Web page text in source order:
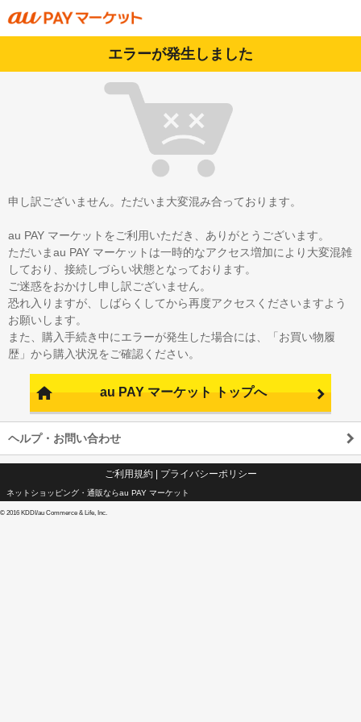
エラーが発生しました
申し訳ございません。ただいま大変混み合っております。
au PAY マーケットをご利用いただき、ありがとうございます。
ただいまau PAY マーケットは一時的なアクセス増加により大変混雑
しており、接続しづらい状態となっております。
ご迷惑をおかけし申し訳ございません。
恐れ入りますが、しばらくしてから再度アクセスくださいますよう
お願いします。
また、購入手続き中にエラーが発生した場合には、「お買い物履
歴」から購入状況をご確認ください。
au PAY マーケット トップへ
ヘルプ・お問い合わせ
ご利用規約| プライバシーポリシー
ネットショッピング・通販ならau PAY マーケット
© 2016 KDDI/au Commerce & Life, Inc.